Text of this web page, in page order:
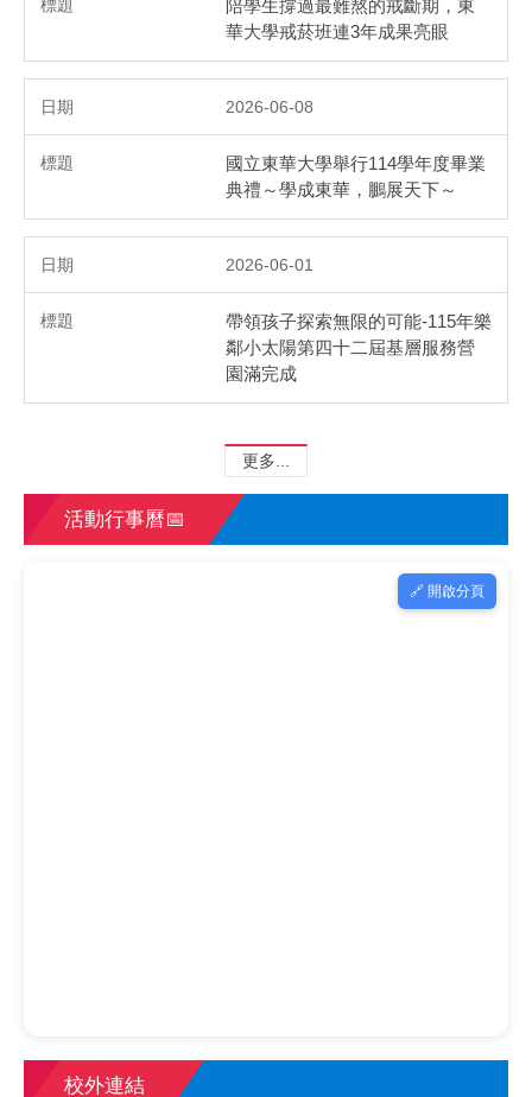
陪學生撐過最難熬的戒斷期，東
華大學戒菸班連3年成果亮眼
2026-06-08
國立東華大學舉行114學年度畢業
典禮～學成東華，鵬展天下～
2026-06-01
帶領孩子探索無限的可能-115年樂
鄰小太陽第四十二屆基層服務營
園滿完成
更多...
活動行事曆📅
🔗 開啟分頁
校外連結